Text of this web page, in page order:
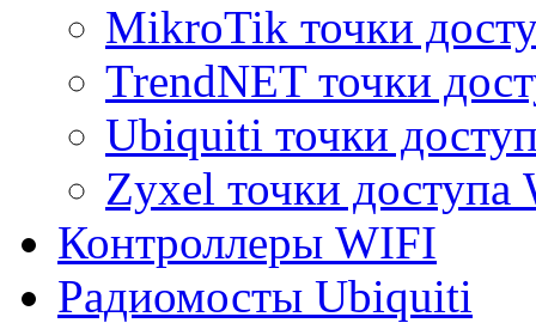
MikroTik точки
TrendNET точки
Ubiquiti точки
Zyxel точки доступа
Контроллеры WIFI
Радиомосты Ubiquiti